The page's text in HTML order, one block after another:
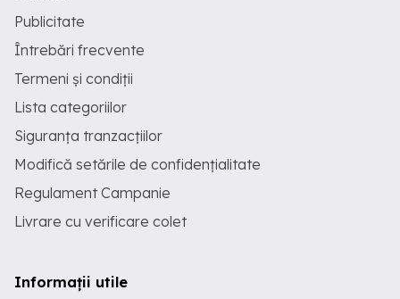
Publicitate
Întrebări frecvente
Termeni și condiții
Lista categoriilor
Siguranța tranzacțiilor
Modifică setările de confidențialitate
Regulament Campanie
Livrare cu verificare colet
Informații utile